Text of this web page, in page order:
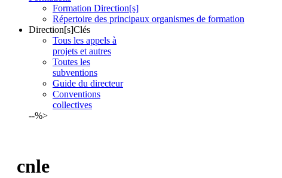
Formation Direction[s]
Répertoire des principaux organismes de formation
Direction[s]Clés
Tous les appels à
projets et autres
Toutes les
subventions
Guide du directeur
Conventions
collectives
--%>
cnle